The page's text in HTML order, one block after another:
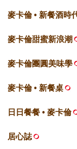
麥卡倫 • 新餐酒時
麥卡倫甜蜜新浪潮
麥卡倫團圓美味學
麥卡倫 • 新餐桌
日日餐餐 • 麥卡倫
居心誌